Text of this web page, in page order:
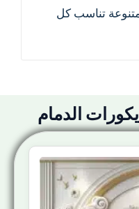
تناسب كل
الدمام